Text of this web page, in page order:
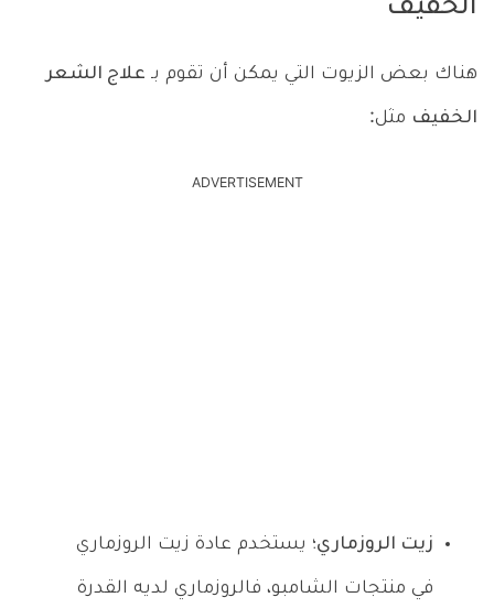
الخفيف
هناك بعض الزيوت التي يمكن أن تقوم بـ علاج الشعر
الخفيف مثل:
ADVERTISEMENT
زيت الروزماري؛ يستخدم عادة زيت الروزماري
في منتجات الشامبو، فالروزماري لديه القدرة